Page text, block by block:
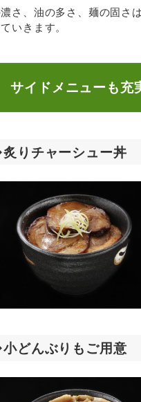
さ、油の多さ、麺の固さ
いきます。
サイドメニューも充
りチャーシュー丼
どんぶりもご用意